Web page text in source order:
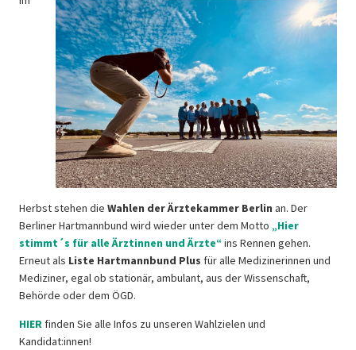
Herbst stehen die Wahlen der Ärztekammer Berlin an. Der
Berliner Hartmannbund wird wieder unter dem Motto „Hier
stimmt´s für alle Ärztinnen und Ärzte“ins Rennen gehen.
Erneut als Liste Hartmannbund Plus für alle Medizinerinnen und
Mediziner, egal ob stationär, ambulant, aus der Wissenschaft,
Behörde oder dem ÖGD.
HIER finden Sie alle Infos zu unseren Wahlzielen und
Kandidat:innen!